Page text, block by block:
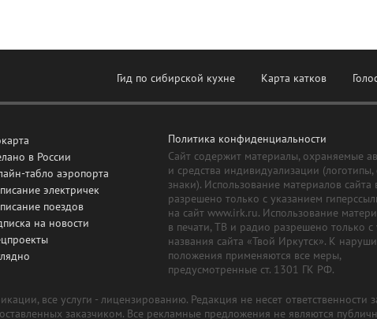
Гид по сибирской кухне Карта катков
в России
табло аэропорта
электричек
поездов
на новости
Политика конфиденциальности
Сайт содержит материалы, охраняемые
и средства индивидуализации
знаки). Использование материалов сайта
разрешено только с указанием
на сайт www.irk.ru. Использование
в печати, ТВ и радио разрешено только с
названия сайта «Твой Иркутск». К
положения применяются все меры,
предусмотренные ст. 1301 ГК РФ.
все услуги - лицензированию. Редакция не несет
заказчиком. Все рекламные предложения не являются